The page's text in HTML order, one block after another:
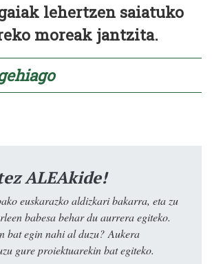
lehertzen saiatuko
moreak jantzita.
ALEAkide!
euskarazko aldizkari bakarra, eta zu
babesa behar du aurrera egiteko.
bat egin nahi al duzu? Aukera
gure proiektuarekin bat egiteko.